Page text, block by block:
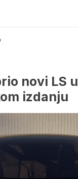
novi LS u
izdanju